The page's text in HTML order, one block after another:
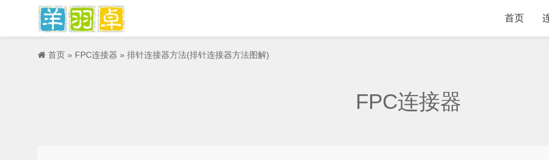
首页
首页 » FPC连接器 » 排针连接器方法(排针连接器方法图解)
FPC连接器